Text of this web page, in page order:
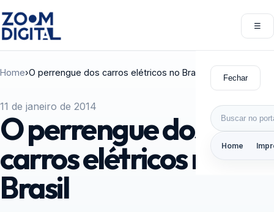
☰
Fechar
Buscar por:
Home
Home›O perrengue dos carros elétricos no Brasil
11 de janeiro de 2014
O perrengue dos
carros elétricos no
Brasil